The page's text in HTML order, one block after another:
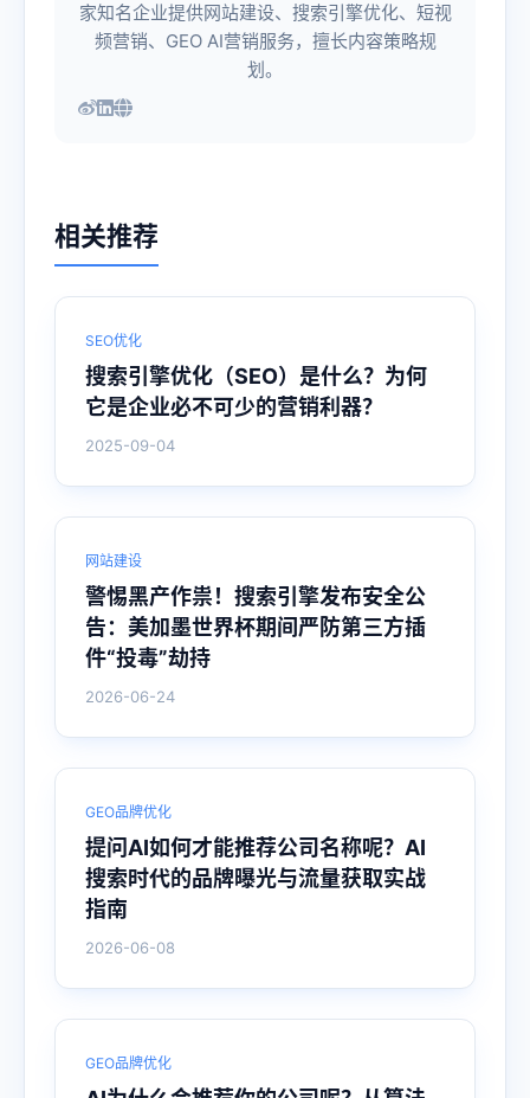
家知名企业提供网站建设、搜索引擎优化、短视
频营销、GEO AI营销服务，擅长内容策略规
划。
相关推荐
SEO优化
搜索引擎优化（SEO）是什么？为何
它是企业必不可少的营销利器？
2025-09-04
网站建设
警惕黑产作祟！搜索引擎发布安全公
告：美加墨世界杯期间严防第三方插
件“投毒”劫持
2026-06-24
GEO品牌优化
提问AI如何才能推荐公司名称呢？AI
搜索时代的品牌曝光与流量获取实战
指南
2026-06-08
GEO品牌优化